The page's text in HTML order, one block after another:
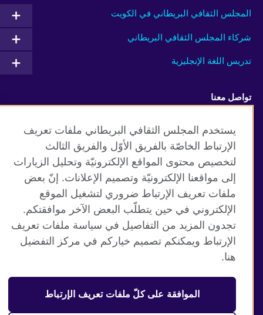
المجلس الثقافي البريطاني في الكويت
شركاء المجلس الثقافي البريطاني
تدريس اللغة الإنجليزية
تواصل معنا
Facebook Instagram
Twitter TikTok
موقع المجلس الثقافي البريطاني العالمي
الخصوصية وشروط الاستخدام
ملفات تعريف الإرتباط
خريطة الموقع
منظمة المملكة المتحدة الدولية للعلاقات الثقافية والفرص
يستخدم المجلس الثقافي البريطاني ملفات تعريف
الإرتباط الخاصّة بالفريق الأوّل والفريق الثالث
لتخصيص محتوى المواقع الإلكترونيّة وتحليل الزيارات
إلى مواقعنا الإلكترونيّة وتصميم الإعلانات. إنّ بعض
ملفات تعريف الإرتباط ضروري لتشغيل الموقع
الإلكتروني في حين يتطلّب البعض الآخر موافقتكم.
تجدون المزيد من التفاصيل في سياسة ملفات تعريف
الإرتباط ويمكنكم تصميم خياركم في مركز التفضيل
هنا.
الموافقة على كلّ ملفات تعريف الإرتباط